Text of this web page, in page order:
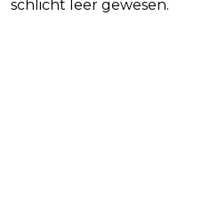
schlicht leer gewesen.